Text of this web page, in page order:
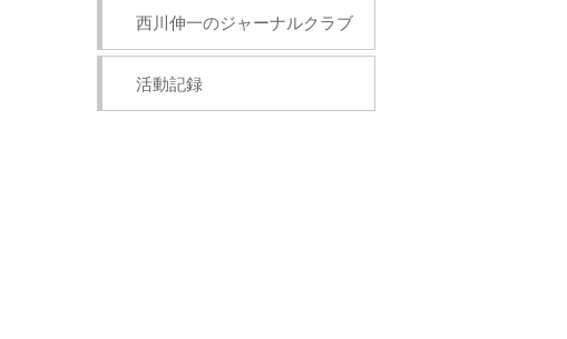
西川伸一のジャーナルクラブ
活動記録